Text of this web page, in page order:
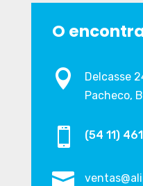
O

Delcasse
Pacheco,
 (54 11)
